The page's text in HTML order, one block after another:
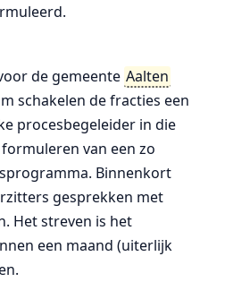
de gemeente Aalten
schakelen de fracties een
procesbegeleider in die
van een zo
Binnenkort
gesprekken met
Het streven is het
een maand (uiterlijk